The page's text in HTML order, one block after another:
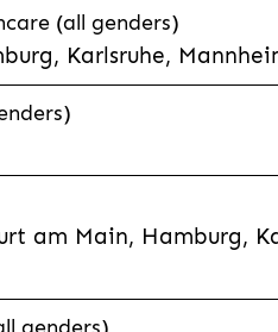
(all genders)
Karlsruhe,
am Main, Hamburg,